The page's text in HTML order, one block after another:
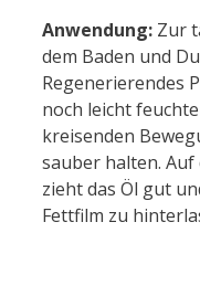
Anwendung: Zur
dem Baden und
Regenerierendes
noch leicht
kreisenden
sauber halten.
zieht das Öl gut
Fettfilm zu